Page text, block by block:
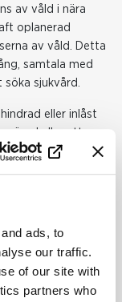
ads, to
our traffic.
of our site with
partners who
av våld i nära
oplanerad
av våld. Detta
samtala med
sjukvård.
eller inlåst
gömd eller att
min vetskap."
för våld och som
med en